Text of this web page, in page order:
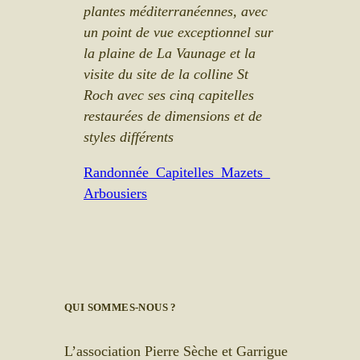
plantes méditerranéennes, avec
un point de vue exceptionnel sur
la plaine de La Vaunage et la
visite du site de la colline St
Roch avec ses cinq capitelles
restaurées de dimensions et de
styles différents
Randonnée_Capitelles_Mazets_
Arbousiers
QUI SOMMES-NOUS ?
L’association Pierre Sèche et Garrigue